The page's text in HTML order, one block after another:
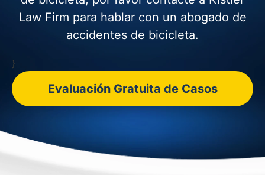
Law Firm para hablar con un abogado de
accidentes de bicicleta.
}
Evaluación Gratuita de Casos